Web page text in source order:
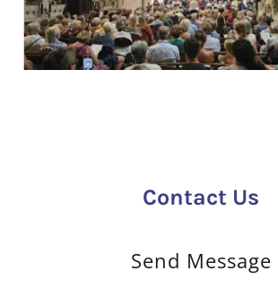
Contact Us
Send Message